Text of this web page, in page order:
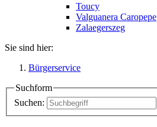
Toucy
Valguanera Caropepe
Zalaegerszeg
Sie sind hier:
Bürgerservice
Suchform
Suchen: